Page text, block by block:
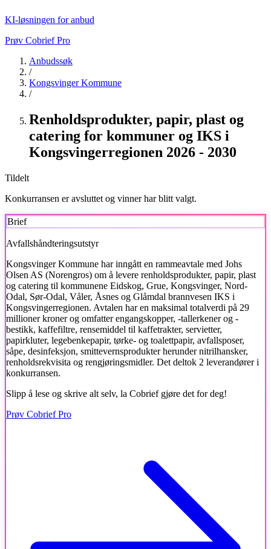
KI-løsningen for anbud
Prøv Cobrief Pro
Anbudssøk
/
Kongsvinger Kommune
/
Renholdsprodukter, papir, plast og
catering for kommuner og IKS i
Kongsvingerregionen 2026 - 2030
Tildelt
Konkurransen er avsluttet og vinner har blitt valgt.
Brief
Avfallshåndteringsutstyr
Kongsvinger Kommune har inngått en rammeavtale med Johs
Olsen AS (Norengros) om å levere renholdsprodukter, papir, plast
og catering til kommunene Eidskog, Grue, Kongsvinger, Nord-
Odal, Sør-Odal, Våler, Åsnes og Glåmdal brannvesen IKS i
Kongsvingerregionen. Avtalen har en maksimal totalverdi på 29
millioner kroner og omfatter engangskopper, -tallerkener og -
bestikk, kaffefiltre, rensemiddel til kaffetrakter, servietter,
papirkluter, legebenkepapir, tørke- og toalettpapir, avfallsposer,
såpe, desinfeksjon, smittevernsprodukter herunder nitrilhansker,
renholdsrekvisita og rengjøringsmidler. Det deltok 2 leverandører i
konkurransen.
Slipp å lese og skrive alt selv, la Cobrief gjøre det for deg!
Prøv Cobrief Pro